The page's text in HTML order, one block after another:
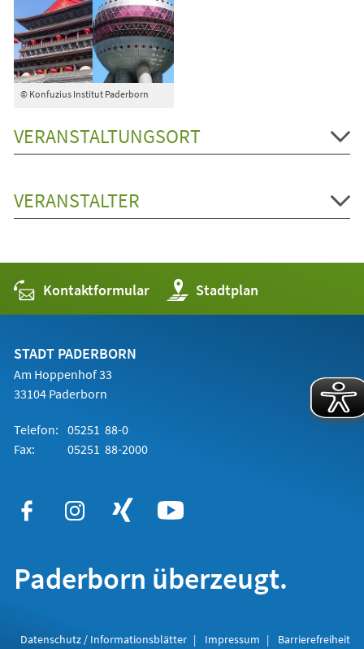
© Konfuzius Institut Paderborn
VERANSTALTUNGSORT
VERANSTALTER
Kontaktformular Stadtplan
(Öffnet
in
einem
STADT PADERBORN
Am Hoppenhof 33
33104 Paderborn
Telefon: 05251 88-0
Fax:
05251 88-2000
Paderborn überzeugt.
Datenschutz / Informationsblätter Impressum
Barrierefreiheit